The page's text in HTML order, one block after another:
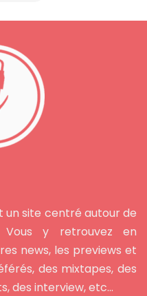
un site centré autour de
Vous y retrouvez en
news, les previews et
des mixtapes, des
des interview, etc...